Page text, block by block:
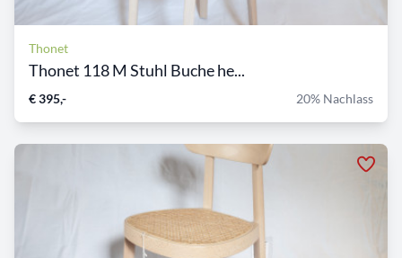
Thonet
Thonet 118 M Stuhl Buche he...
€ 395,- 20% Nachlass